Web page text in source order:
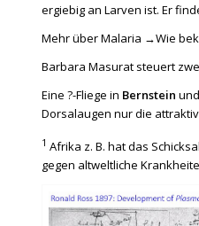
ergiebig an Larven ist. Er
Mehr über Malaria →Wie
Barbara Masurat steuert
Eine ?-Fliege in Bernstein
Dorsalaugen nur die
1 Afrika z. B. hat das
gegen altweltliche